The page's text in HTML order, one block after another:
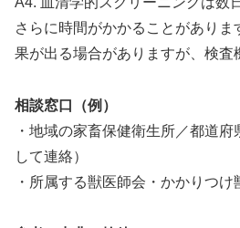
さらに時間がかかることがあり
果が出る場合がありますが、検査
相談窓口（例）
・地域の家畜保健衛生所／都道
して連絡）
・所属する獣医師会・かかりつけ